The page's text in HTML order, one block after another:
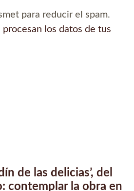
para reducir el spam.
los datos de tus